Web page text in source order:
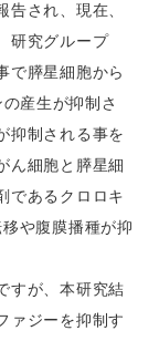
され、現在、
研究グループ
で膵星細胞から
産生が抑制さ
抑制される事を
ん細胞と膵星細
であるクロロキ
や腹膜播種が抑
すが、本研究結
ァジーを抑制す